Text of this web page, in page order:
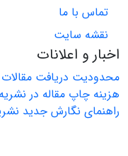
تماس با ما
نقشه سایت
اخبار و اعلانات
محدودیت دریافت مقالات
هزینه چاپ مقاله در
راهنمای نگارش جدید